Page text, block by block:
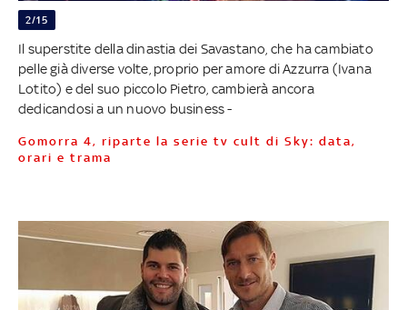
2/15
Il superstite della dinastia dei Savastano, che ha cambiato
pelle già diverse volte, proprio per amore di Azzurra (Ivana
Lotito) e del suo piccolo Pietro, cambierà ancora
dedicandosi a un nuovo business -
Gomorra 4, riparte la serie tv cult di Sky: data,
orari e trama